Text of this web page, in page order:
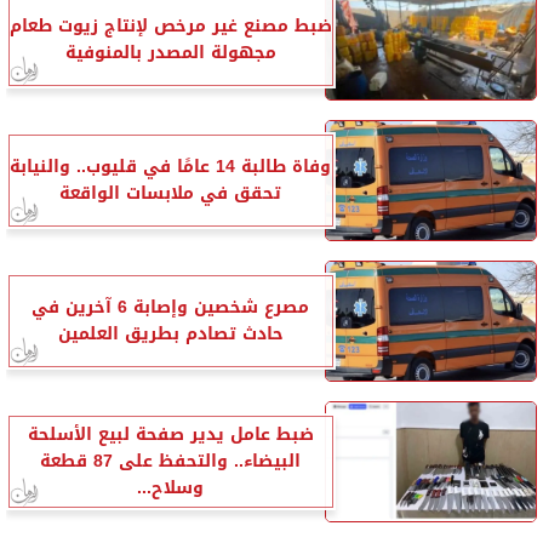
ضبط مصنع غير مرخص لإنتاج زيوت طعام
مجهولة المصدر بالمنوفية
وفاة طالبة 14 عامًا في قليوب.. والنيابة
تحقق في ملابسات الواقعة
مصرع شخصين وإصابة 6 آخرين في
حادث تصادم بطريق العلمين
ضبط عامل يدير صفحة لبيع الأسلحة
البيضاء.. والتحفظ على 87 قطعة
وسلاح...